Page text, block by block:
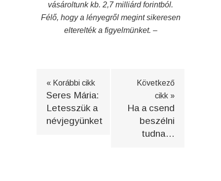
vásároltunk kb. 2,7 milliárd forintból.
Félő, hogy a lényegről megint sikeresen
elterelték a figyelmünket. –
« Korábbi cikk
Seres Mária:
Letesszük a
névjegyünket
Következő
cikk »
Ha a csend
beszélni
tudna…